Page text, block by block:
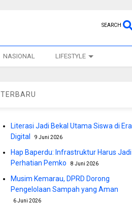
SEARCH
NASIONAL LIFESTYLE
TERBARU
Literasi Jadi Bekal Utama Siswa di Era
Digital
9 Juni 2026
Hap Baperdu: Infrastruktur Harus Jadi
Perhatian Pemko
8 Juni 2026
Musim Kemarau, DPRD Dorong
Pengelolaan Sampah yang Aman
6 Juni 2026